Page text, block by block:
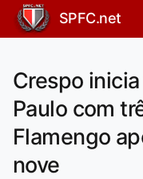
SPFC.net
Crespo
Paulo com
Flamengo
nove